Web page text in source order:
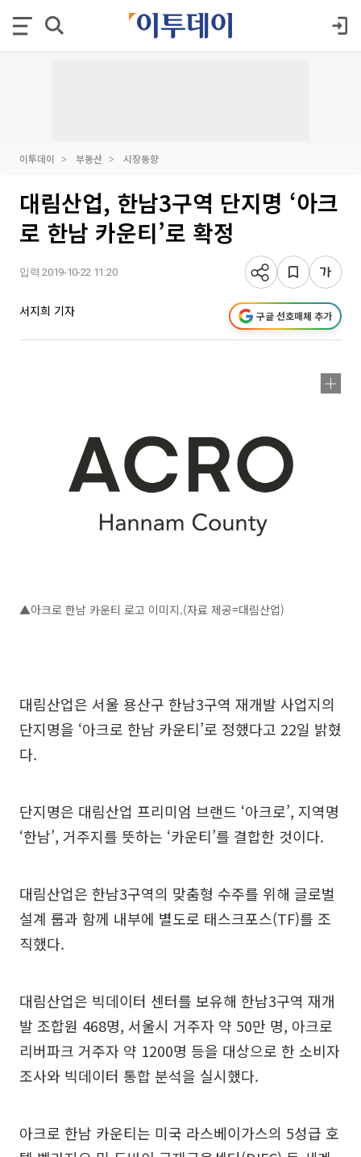
이투데이 부동산 시장동향
대림산업, 한남3구역 단지명 ‘아크
로 한남 카운티’로 확정
입력 2019-10-22 11:20
서지희 기자 구글 선호매체 추가
▲아크로 한남 카운티 로고 이미지.(자료 제공=대림산업)
대림산업은 서울 용산구 한남3구역 재개발 사업지의
단지명을 ‘아크로 한남 카운티’로 정했다고 22일 밝혔
다.
단지명은 대림산업 프리미엄 브랜드 ‘아크로’, 지역명
‘한남’, 거주지를 뜻하는 ‘카운티’를 결합한 것이다.
대림산업은 한남3구역의 맞춤형 수주를 위해 글로벌
설계 룹과 함께 내부에 별도로 태스크포스(TF)를 조
직했다.
대림산업은 빅데이터 센터를 보유해 한남3구역 재개
발 조합원 468명, 서울시 거주자 약 50만 명, 아크로
리버파크 거주자 약 1200명 등을 대상으로 한 소비자
조사와 빅데이터 통합 분석을 실시했다.
아크로 한남 카운티는 미국 라스베이가스의 5성급 호